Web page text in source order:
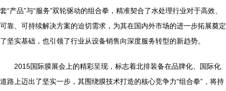
套“产品”与“服务”双轮驱动的组合拳，精准契合了水处理行业对于高效、
可靠、可持续解决方案的迫切需求，为其在国内外市场的进一步拓展奠定
了坚实基础，也引领了行业从设备销售向深度服务转型的新趋势。
2015国际膜展会上的精彩呈现，标志着北排装备在品牌化、国际化
道路上迈出了坚实一步，其围绕膜技术打造的核心竞争力“组合拳”，将持